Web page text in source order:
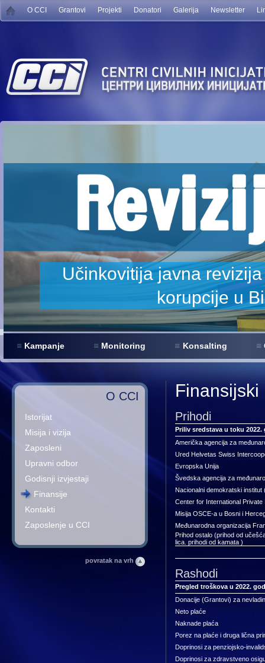
O CCI Grantovi Projekti Donatori Galerija Newsletter
Kampanje Monitoring Konsalting
O CCI
Istorijat
Misija i vizija
Zaposleni
Upravni odbor
Godisnji izvjestaji
Finansije
Kontakti
Zaposlenje u CCI
povratak na vrh
Finansijski
Prihodi
Priliv sredstava u toku 2022.
Američka agencija za
Ured Helvetas Swiss
Evropska Unija
Švedska agencija za
Nacionalni demokratski institut
Center for International
Misija OSCE-a u Bosni i
Međunarodna organizacija
Prihod ostalo (prihod od
lica. prihodi od kamata )
Rashodi
Pregled troškova u 2022.
Donacije (Grantovi) za
Neto plaće
Naknade plaća
Porez na plaće i druga lična
Doprinosi za penziojsko-
Doprinosi za zdravstveno